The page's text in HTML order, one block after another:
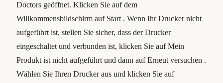
Doctors geöffnet. Klicken Sie auf dem
Willkommensbildschirm auf Start . Wenn Ihr Drucker nicht
aufgeführt ist, stellen Sie sicher, dass der Drucker
eingeschaltet und verbunden ist, klicken Sie auf Mein
Produkt ist nicht aufgeführt und dann auf Erneut versuchen .
Wählen Sie Ihren Drucker aus und klicken Sie auf